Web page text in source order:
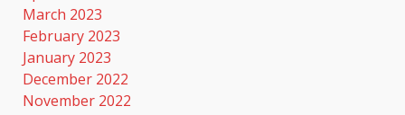
March 2023
February 2023
January 2023
December 2022
November 2022